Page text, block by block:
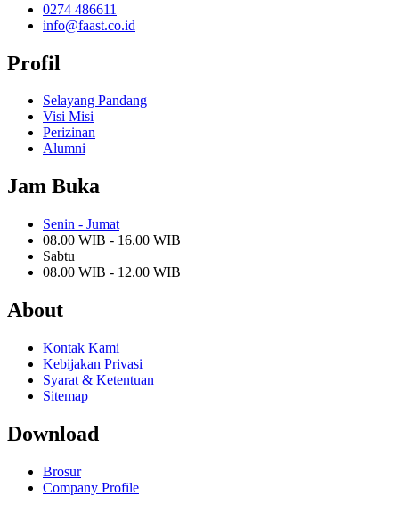
0274 486611
info@faast.co.id
Profil
Selayang Pandang
Visi Misi
Perizinan
Alumni
Jam Buka
Senin - Jumat
08.00 WIB - 16.00 WIB
Sabtu
08.00 WIB - 12.00 WIB
About
Kontak Kami
Kebijakan Privasi
Syarat & Ketentuan
Sitemap
Download
Brosur
Company Profile